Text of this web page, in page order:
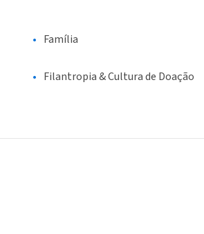
Família
Filantropia & Cultura de Doação